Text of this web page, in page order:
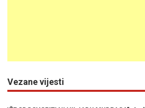
Vezane vijesti